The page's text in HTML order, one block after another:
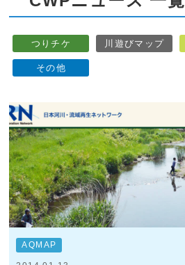
つりチケ 川遊びマップ
その他
AQMAP